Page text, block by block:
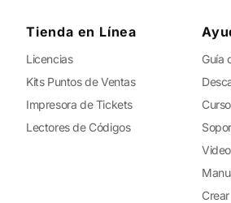
Tienda en Línea
Licencias
Kits Puntos de Ventas
Impresora de Tickets
Lectores de Códigos
Guía